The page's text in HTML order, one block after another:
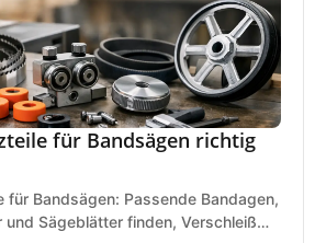
für Bandsägen richtig
für Bandsägen: Passende Bandagen,
und Sägeblätter finden, Verschleiß